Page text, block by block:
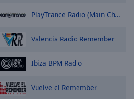
PlayTrance Radio (Main Channel)
Valencia Radio Remember
Ibiza BPM Radio
Vuelve el Remember